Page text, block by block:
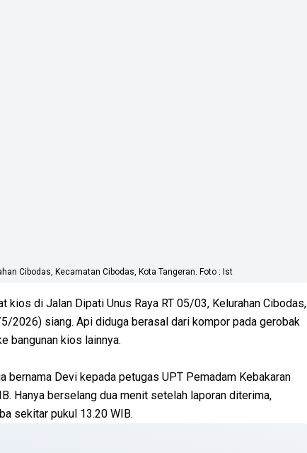
Cibodas, Kecamatan Cibodas, Kota Tangeran. Foto : Ist
kios di Jalan Dipati Unus Raya RT 05/03, Kelurahan Cibodas,
2026) siang. Api diduga berasal dari kompor pada gerobak
bangunan kios lainnya.
Devi kepada petugas UPT Pemadam Kebakaran
Hanya berselang dua menit setelah laporan diterima,
sekitar pukul 13.20 WIB.